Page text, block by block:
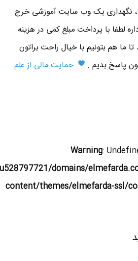
، نگهداری یک وب سایت آموزشی خرج
لطفا با پرداخت مبلغ کمی در هزینه
ما هم بتونیم با خیال راحت براتون
پاسخ بدیم .
حمایت مالی از علم
Warning:
domains/
content/themes/elmefarda-ssl/